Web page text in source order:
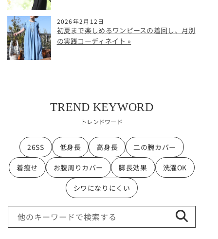
2026年2月12日
初夏まで楽しめるワンピースの着回し、月別
の実践コーディネイト
TREND KEYWORD
トレンドワード
26SS 低身長 高身長 二の腕カバー
着痩せ お腹周りカバー 脚長効果 洗濯OK
シワになりにくい
他のキーワードで検索する